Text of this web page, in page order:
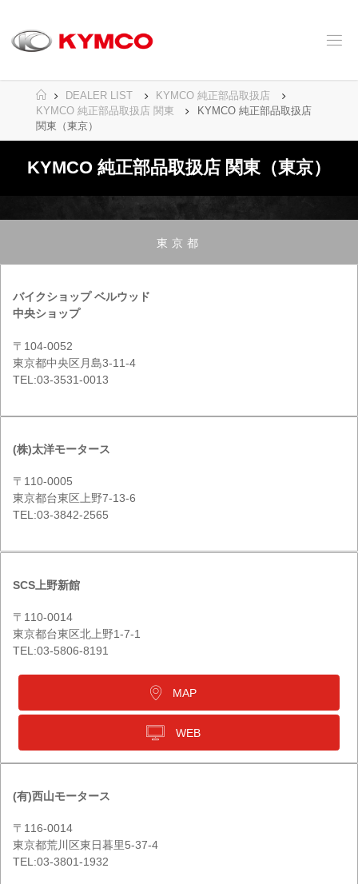
ッ
ホ
ー
ム
DEALER LIST
KYMCO 純正部品取扱店
KYMCO 純正部品取扱店 関東
KYMCO 純正部品取扱店
関東（東京）
KYMCO 純正部品取扱店 関東（東京）
東京都
バイクショップ ベルウッド
中央ショップ
〒104-0052
東京都中央区月島3-11-4
TEL:03-3531-0013
(株)太洋モータース
〒110-0005
東京都台東区上野7-13-6
TEL:03-3842-2565
SCS上野新館
〒110-0014
東京都台東区北上野1-7-1
TEL:03-5806-8191
MAP
WEB
(有)西山モータース
〒116-0014
東京都荒川区東日暮里5-37-4
TEL:03-3801-1932